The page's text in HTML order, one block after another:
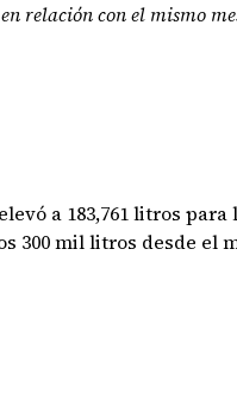
relación con el mismo
a 183,761 litros
300 mil litros desde el